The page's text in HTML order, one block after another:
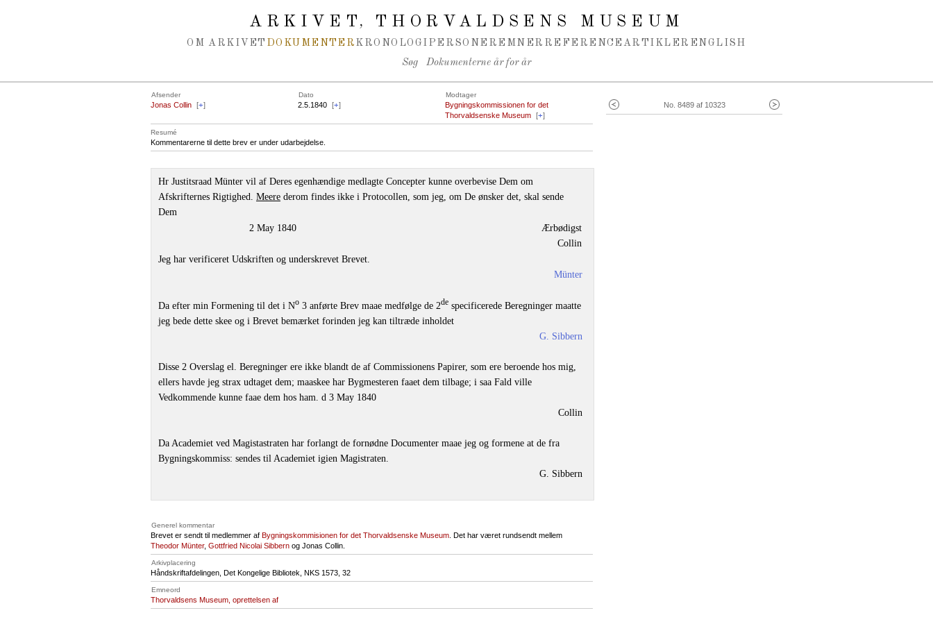
ARKIVET, THORVALDSENS MUSEUM
OM ARKIVET DOKUMENTER KRONOLOGI PERSONER EMNER REFERENCEARTIKLER ENGLISH
Søg Dokumenterne år for år
No. 8489 af 10323
Afsender Dato Modtager
Jonas Collin [+] 2.5.1840 [+]
Bygningskommissionen for det
Thorvaldsenske Museum
[+]
Resumé
Kommentarerne til dette brev er under udarbejdelse.
Hr Justitsraad Münter vil af Deres egenhændige medlagte Concepter kunne overbevise Dem om
Afskrifternes Rigtighed. Meere derom findes ikke i Protocollen, som jeg, om De ønsker det, skal sende
Dem
2 May 1840
Ærbødigst
Collin
Jeg har verificeret Udskriften og underskrevet Brevet.
Münter
Da efter min Formening til det i No 3 anførte Brev maae medfølge de 2de specificerede Beregninger maatte
jeg bede dette skee og i Brevet bemærket forinden jeg kan tiltræde inholdet
G. Sibbern
Disse 2 Overslag el. Beregninger ere ikke blandt de af Commissionens Papirer, som ere beroende hos mig,
ellers havde jeg strax udtaget dem; maaskee har Bygmesteren faaet dem tilbage; i saa Fald ville
Vedkommende kunne faae dem hos ham. d 3 May 1840
Collin
Da Academiet ved Magistastraten har forlangt de fornødne Documenter maae jeg og formene at de fra
Bygningskommiss: sendes til Academiet igien Magistraten.
G. Sibbern
Generel kommentar
Brevet er sendt til medlemmer af Bygningskommisionen for det Thorvaldsenske Museum . Det har været rundsendt mellem
Theodor Münter, Gottfried Nicolai Sibbern og Jonas Collin.
Arkivplacering
Håndskriftafdelingen, Det Kongelige Bibliotek, NKS 1573 , 32
Emneord
Thorvaldsens Museum, oprettelsen af